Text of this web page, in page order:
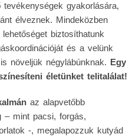
gyakorlására,
élveznek. Mindeközben
biztosíthatunk
és a velünk
növeljük négylábúnknak. Egy
életünket telitalálat!
az alapvetőbb
– mint pacsi, forgás,
-, megalapozzuk kutyád